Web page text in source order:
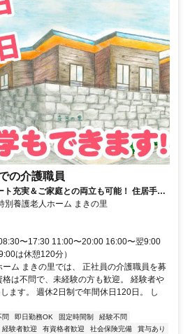
の介護職員
ト充実＆ご家庭との両立も可能！ 住居手当
！
別養護老人ホーム まきの里
〜17:30 11:00〜20:00 16:00〜翌9:00
は休憩120分）
ム まきの里では、 正社員の介護職員を募
は不問で、未経験の方も歓迎。 経験者や
ます。 週休2日制で年間休日120日。 し
問 即日勤務OK 固定時間制
経験不問
経験者歓迎 有資格者歓迎 社会保険完備
賞与あり